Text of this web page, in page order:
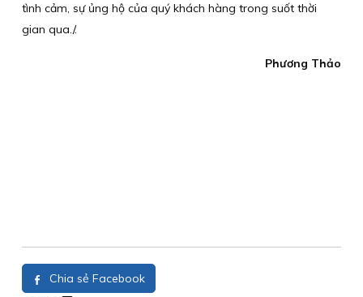
tình cảm, sự ủng hộ của quý khách hàng trong suốt thời
gian qua./.
Phương Thảo
Chia sẻ Facebook